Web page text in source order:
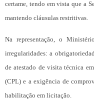
certame, tendo em vista que a
mantendo cláusulas restritivas.
Na representação, o
irregularidades: a
de atestado de visita técnica
(CPL) e a exigência de
habilitação em licitação.